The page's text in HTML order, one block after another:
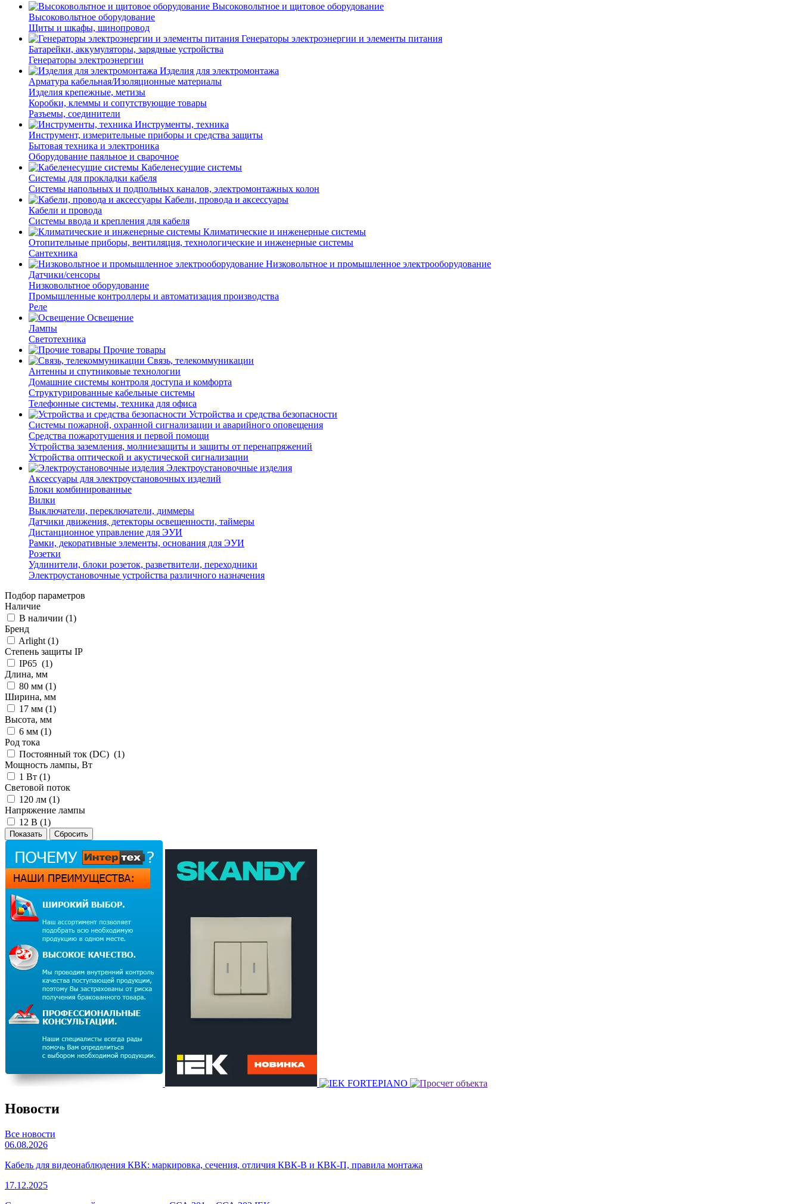
Высоковольтное и щитовое оборудование
Высоковольтное оборудование
Щиты и шкафы, шинопровод
Генераторы электроэнергии и элементы питания
Батарейки, аккумуляторы, зарядные устройства
Генераторы электроэнергии
Изделия для электромонтажа
Арматура кабельная/Изоляционные материалы
Изделия крепежные, метизы
Коробки, клеммы и сопутствующие товары
Разъемы, соединители
Инструменты, техника
Инструмент, измерительные приборы и средства защиты
Бытовая техника и электроника
Оборудование паяльное и сварочное
Кабеленесущие системы
Системы для прокладки кабеля
Системы напольных и подпольных каналов, электромонтажных колон
Кабели, провода и аксессуары
Кабели и провода
Системы ввода и крепления для кабеля
Климатические и инженерные системы
Отопительные приборы, вентиляция, технологические и инженерные системы
Сантехника
Низковольтное и промышленное электрооборудование
Датчики/сенсоры
Низковольтное оборудование
Промышленные контроллеры и автоматизация производства
Реле
Освещение
Лампы
Светотехника
Прочие товары
Связь, телекоммуникации
Антенны и спутниковые технологии
Домашние системы контроля доступа и комфорта
Структурированные кабельные системы
Телефонные системы, техника для офиса
Устройства и средства безопасности
Системы пожарной, охранной сигнализации и аварийного оповещения
Средства пожаротушения и первой помощи
Устройства заземления, молниезащиты и защиты от перенапряжений
Устройства оптической и акустической сигнализации
Электроустановочные изделия
Аксессуары для электроустановочных изделий
Блоки комбинированные
Вилки
Выключатели, переключатели, диммеры
Датчики движения, детекторы освещенности, таймеры
Дистанционное управление для ЭУИ
Рамки, декоративные элементы, основания для ЭУИ
Розетки
Удлинители, блоки розеток, разветвители, переходники
Электроустановочные устройства различного назначения
Подбор параметров
Наличие
В наличии (1)
Бренд
Arlight (1)
Степень защиты IP
IP65 (1)
Длина, мм
80 мм (1)
Ширина, мм
17 мм (1)
Высота, мм
6 мм (1)
Род тока
Постоянный ток (DC) (1)
Мощность лампы, Вт
1 Вт (1)
Световой поток
120 лм (1)
Напряжение лампы
12 В (1)
Новости
Все новости
06.08.2026
Кабель для видеонаблюдения КВК: маркировка, сечения, отличия КВК-В и КВК-П, правила монтажа
17.12.2025